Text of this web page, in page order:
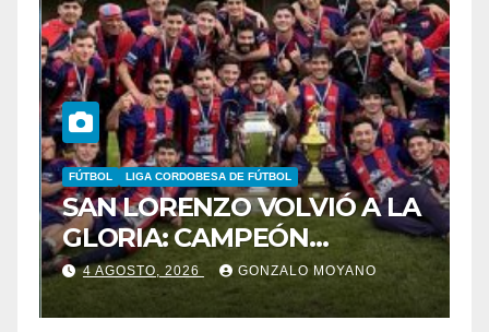
FÚTBOL LIGA CORDOBESA DE FÚTBOL
SAN LORENZO VOLVIÓ A LA
GLORIA: CAMPEÓN
DESPUÉS DE 42 AÑOS
4 AGOSTO, 2026 GONZALO MOYANO